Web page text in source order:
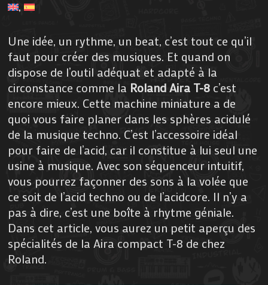
Une idée, un rythme, un beat, c’est tout ce qu’il
faut pour créer des musiques. Et quand on
dispose de l’outil adéquat et adapté à la
circonstance comme la Roland Aira T-8 c’est
encore mieux. Cette machine miniature a de
quoi vous faire planer dans les sphères acidulé
de la musique techno. C’est l’accessoire idéal
pour faire de l’acid, car il constitue à lui seul une
usine à musique. Avec son séquenceur intuitif,
vous pourrez façonner des sons à la volée que
ce soit de l’acid techno ou de l’acidcore. Il n’y a
pas à dire, c’est une boîte à rhytme géniale.
Dans cet article, vous aurez un petit aperçu des
spécialités de la Aira compact T-8 de chez
Roland.